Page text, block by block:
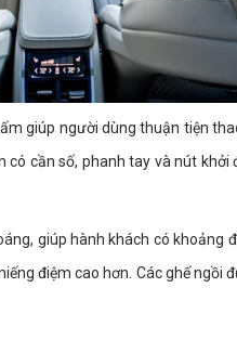
giúp người dùng thuận tiện
cần số, phanh tay và nút khởi
giúp hành khách có khoảng
điệm cao hơn. Các ghế ngồi